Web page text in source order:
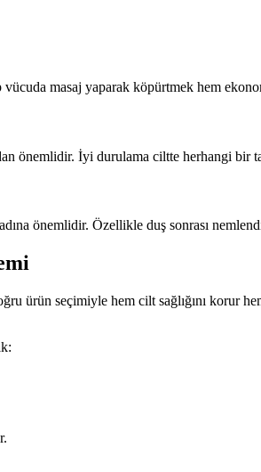
vücuda masaj yaparak köpürtmek hem
önemlidir. İyi durulama ciltte herhangi bir
önemlidir. Özellikle duş sonrası
ürün seçimiyle hem cilt sağlığını korur